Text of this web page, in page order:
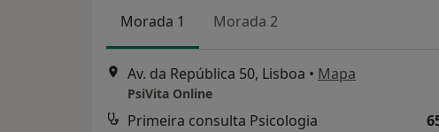
Morada 1 Morada 2
Av. da República 50, Lisboa • Mapa
PsiVita Online
Primeira consulta Psicologia